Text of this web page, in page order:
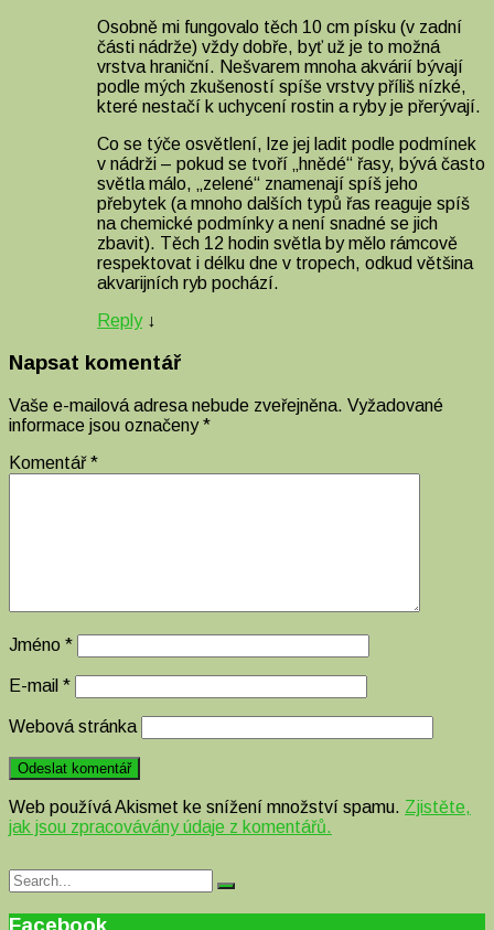
Osobně mi fungovalo těch 10 cm písku (v zadní
části nádrže) vždy dobře, byť už je to možná
vrstva hraniční. Nešvarem mnoha akvárií bývají
podle mých zkušeností spíše vrstvy příliš nízké,
které nestačí k uchycení rostin a ryby je přerývají.
Co se týče osvětlení, lze jej ladit podle podmínek
v nádrži – pokud se tvoří „hnědé“ řasy, bývá často
světla málo, „zelené“ znamenají spíš jeho
přebytek (a mnoho dalších typů řas reaguje spíš
na chemické podmínky a není snadné se jich
zbavit). Těch 12 hodin světla by mělo rámcově
respektovat i délku dne v tropech, odkud většina
akvarijních ryb pochází.
Reply ↓
Napsat komentář
Vaše e-mailová adresa nebude zveřejněna. Vyžadované
informace jsou označeny*
Komentář*
Jméno *
E-mail *
Webová stránka
Web používá Akismet ke snížení množství spamu. Zjistěte,
jak jsou zpracovávány údaje z komentářů.
Search
for:
Search
Facebook